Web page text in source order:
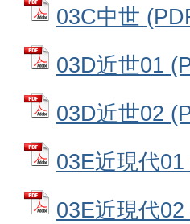
03C中世
03D近世01
03D近世02
03E近現代
03E近現代